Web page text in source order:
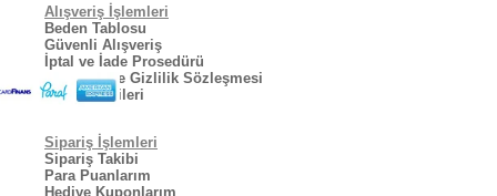
Alışveriş İşlemleri
Beden Tablosu
Güvenli Alışveriş
İptal ve İade Prosedürü
Kullanıcı ve Gizlilik Sözleşmesi
Kargo Bilgileri
Sipariş İşlemleri
Sipariş Takibi
Para Puanlarım
Hediye Kuponlarım